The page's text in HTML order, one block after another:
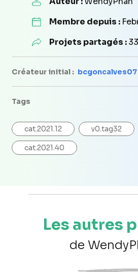
Membre depuis :
Projets partagés :33
Créateur initial : bcgoncalves07
Tags
cat.2021.12 v0.tag32
cat.2021.40
Les autres
de